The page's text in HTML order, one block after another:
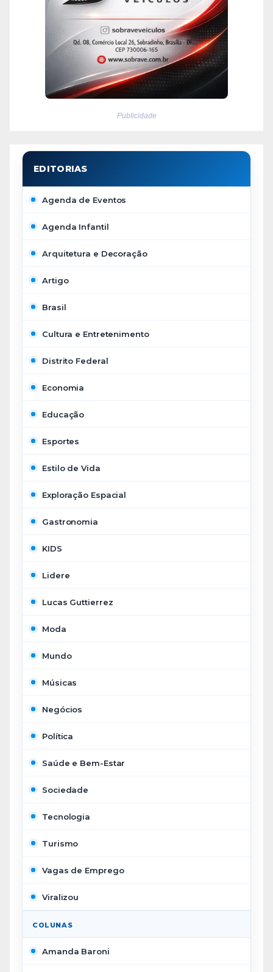
Publicidade
Agenda de Eventos
Agenda Infantil
Arquitetura e Decoração
Artigo
Brasil
Cultura e Entretenimento
Distrito Federal
Economia
Educação
Esportes
Estilo de Vida
Exploração Espacial
Gastronomia
KIDS
Lidere
Lucas Guttierrez
Moda
Mundo
Músicas
Negócios
Política
Saúde e Bem-Estar
Sociedade
Tecnologia
Turismo
Vagas de Emprego
Viralizou
COLUNAS
Amanda Baroni